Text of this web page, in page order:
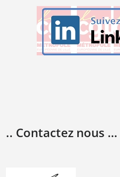
.. Contactez nous